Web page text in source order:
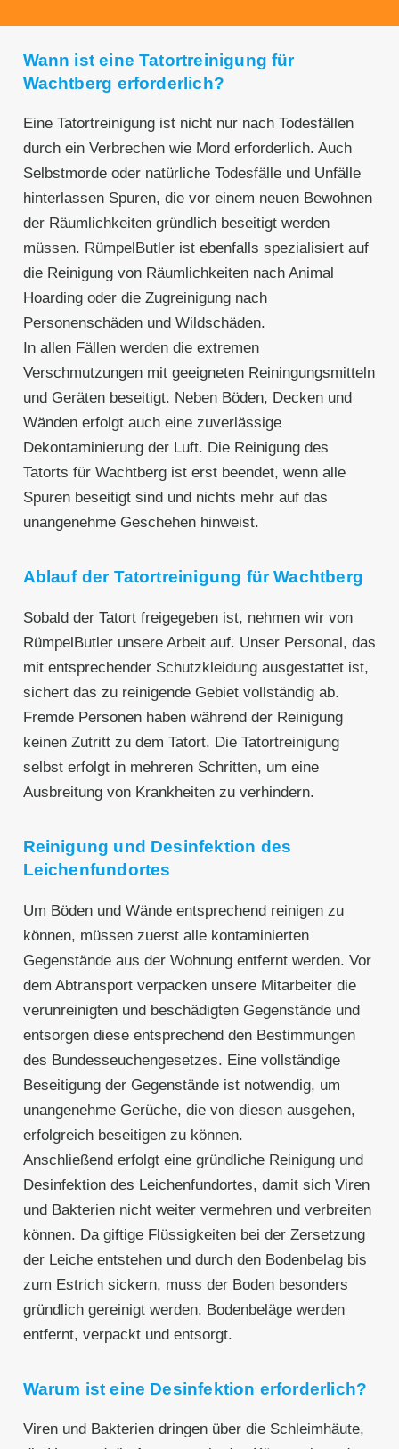
Wann ist eine Tatortreinigung für
Wachtberg⁠ erforderlich?
Eine Tatortreinigung ist nicht nur nach Todesfällen
durch ein Verbrechen wie Mord erforderlich. Auch
Selbstmorde oder natürliche Todesfälle und Unfälle
hinterlassen Spuren, die vor einem neuen Bewohnen
der Räumlichkeiten gründlich beseitigt werden
müssen. RümpelButler ist ebenfalls spezialisiert auf
die Reinigung von Räumlichkeiten nach Animal
Hoarding oder die Zugreinigung nach
Personenschäden und Wildschäden.
In allen Fällen werden die extremen
Verschmutzungen mit geeigneten Reiningungsmitteln
und Geräten beseitigt. Neben Böden, Decken und
Wänden erfolgt auch eine zuverlässige
Dekontaminierung der Luft. Die Reinigung des
Tatorts für Wachtberg⁠ ist erst beendet, wenn alle
Spuren beseitigt sind und nichts mehr auf das
unangenehme Geschehen hinweist.
Ablauf der Tatortreinigung für Wachtberg⁠
Sobald der Tatort freigegeben ist, nehmen wir von
RümpelButler unsere Arbeit auf. Unser Personal, das
mit entsprechender Schutzkleidung ausgestattet ist,
sichert das zu reinigende Gebiet vollständig ab.
Fremde Personen haben während der Reinigung
keinen Zutritt zu dem Tatort. Die Tatortreinigung
selbst erfolgt in mehreren Schritten, um eine
Ausbreitung von Krankheiten zu verhindern.
Reinigung und Desinfektion des
Leichenfundortes
Um Böden und Wände entsprechend reinigen zu
können, müssen zuerst alle kontaminierten
Gegenstände aus der Wohnung entfernt werden. Vor
dem Abtransport verpacken unsere Mitarbeiter die
verunreinigten und beschädigten Gegenstände und
entsorgen diese entsprechend den Bestimmungen
des Bundesseuchengesetzes. Eine vollständige
Beseitigung der Gegenstände ist notwendig, um
unangenehme Gerüche, die von diesen ausgehen,
erfolgreich beseitigen zu können.
Anschließend erfolgt eine gründliche Reinigung und
Desinfektion des Leichenfundortes, damit sich Viren
und Bakterien nicht weiter vermehren und verbreiten
können. Da giftige Flüssigkeiten bei der Zersetzung
der Leiche entstehen und durch den Bodenbelag bis
zum Estrich sickern, muss der Boden besonders
gründlich gereinigt werden. Bodenbeläge werden
entfernt, verpackt und entsorgt.
Warum ist eine Desinfektion erforderlich?
Viren und Bakterien dringen über die Schleimhäute,